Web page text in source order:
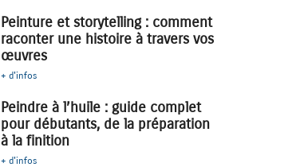
Peinture et storytelling : comment
raconter une histoire à travers vos
œuvres
+ d'infos
Peindre à l’huile : guide complet
pour débutants, de la préparation
à la finition
+ d'infos